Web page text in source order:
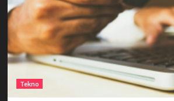
Tekno